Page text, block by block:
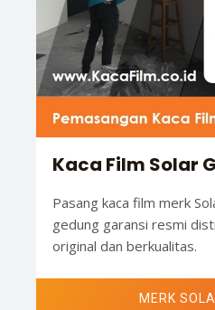
Kaca Film Solar
Pasang kaca film merk
gedung garansi resmi
original dan berkualitas.
MERK